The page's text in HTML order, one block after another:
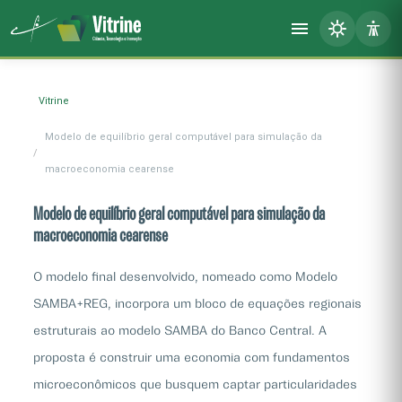
Vitrine
Modelo de equilíbrio geral computável para simulação da
macroeconomia cearense
Modelo de equilíbrio geral computável para simulação da
macroeconomia cearense
O modelo final desenvolvido, nomeado como Modelo
SAMBA+REG, incorpora um bloco de equações regionais
estruturais ao modelo SAMBA do Banco Central. A
proposta é construir uma economia com fundamentos
microeconômicos que busquem captar particularidades